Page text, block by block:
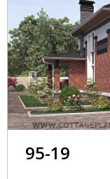
95-19